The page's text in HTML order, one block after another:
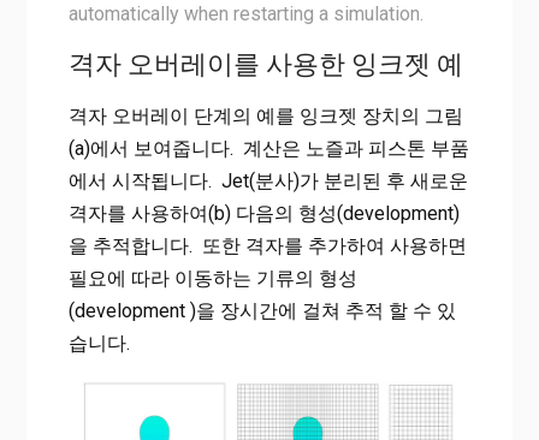
automatically when restarting a simulation.
격자 오버레이를 사용한 잉크젯 예
격자 오버레이 단계의 예를 잉크젯 장치의 그림
(a)에서 보여줍니다. 계산은 노즐과 피스톤 부품
에서 시작됩니다. Jet(분사)가 분리된 후 새로운
격자를 사용하여(b) 다음의 형성(development)
을 추적합니다. 또한 격자를 추가하여 사용하면
필요에 따라 이동하는 기류의 형성
(development )을 장시간에 걸쳐 추적 할 수 있
습니다.